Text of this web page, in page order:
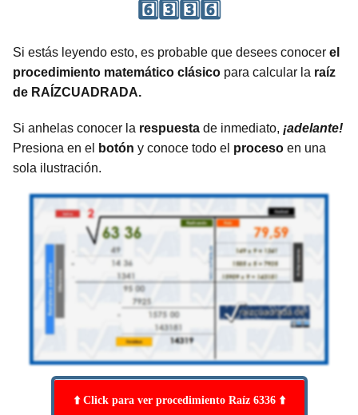
6️⃣3️⃣3️⃣6️⃣
Si estás leyendo esto, es probable que desees conocer el
procedimiento matemático clásico para calcular la raíz
de RAÍZCUADRADA.
Si anhelas conocer la respuesta de inmediato, ¡adelante!
Presiona en el
botón y conoce todo el proceso en una
sola ilustración.
⬆️ Click para ver procedimiento Raíz 6336 ⬆️